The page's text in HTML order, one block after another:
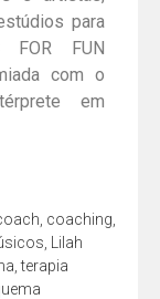
para
FOR FUN
com o
em
coaching
Lilah
,terapia